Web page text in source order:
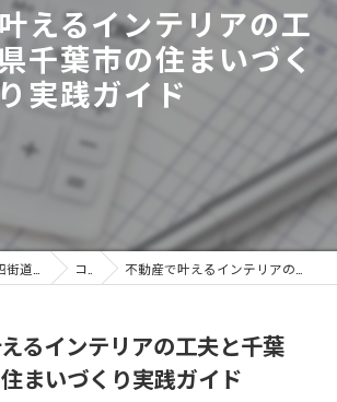
えるインテリアの工
千葉市の住まいづく
実践ガイド
コラム 不動産で叶えるインテリアの工夫と千葉県千葉市の住まいづくり実践ガイド
るインテリアの工夫と千葉
まいづくり実践ガイド